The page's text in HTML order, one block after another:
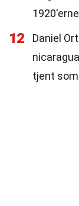
12
Daniel
tjent